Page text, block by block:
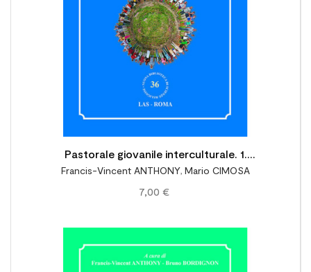
Pastorale giovanile interculturale. 1.
Prospettive fondanti
Francis-Vincent ANTHONY, Mario CIMOSA
7,00 €